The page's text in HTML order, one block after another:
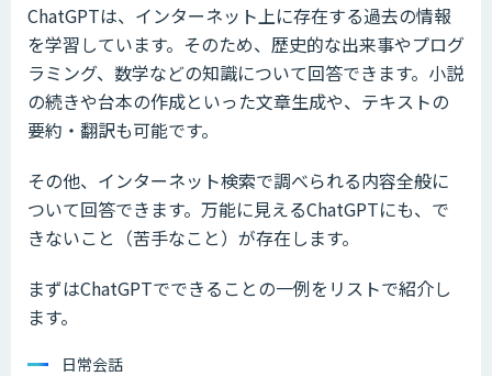
ChatGPTは、インターネット上に存在する過去の情報
を学習しています。そのため、歴史的な出来事やプログ
ラミング、数学などの知識について回答できます。小説
の続きや台本の作成といった文章生成や、テキストの
要約・翻訳も可能です。
その他、インターネット検索で調べられる内容全般に
ついて回答できます。万能に見えるChatGPTにも、で
きないこと（苦手なこと）が存在します。
まずはChatGPTでできることの一例をリストで紹介し
ます。
日常会話